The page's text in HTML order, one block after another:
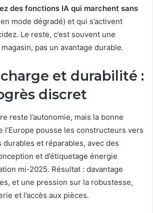
des fonctions IA qui marchent sans
mode dégradé) et qui s’activent
Le reste, c’est souvent une
pas un avantage durable.
et durabilité :
discret
reste l’autonomie, mais la bonne
l’Europe pousse les constructeurs vers
durables et réparables, avec des
et d’étiquetage énergie
mi-2025. Résultat : davantage
et une pression sur la robustesse,
et l’accès aux pièces.